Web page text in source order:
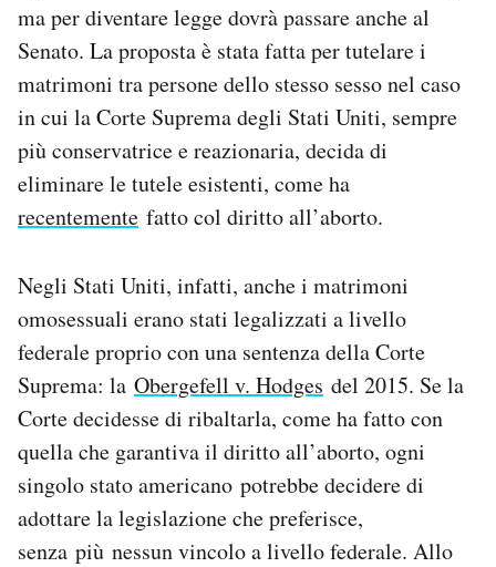
Area Personale
Newsletter
Notifiche mobile
Regala il Post
Hai bisogno di aiuto?
ma per diventare legge dovrà passare anche al
Senato. La proposta è stata fatta per tutelare i
matrimoni tra persone dello stesso sesso nel caso
in cui la Corte Suprema degli Stati Uniti, sempre
più conservatrice e reazionaria, decida di
eliminare le tutele esistenti, come ha
recentemente fatto col diritto all’aborto.
Negli Stati Uniti, infatti, anche i matrimoni
omosessuali erano stati legalizzati a livello
federale proprio con una sentenza della Corte
Suprema: la Obergefell v. Hodges del 2015. Se la
Corte decidesse di ribaltarla, come ha fatto con
quella che garantiva il diritto all’aborto, ogni
singolo stato americano potrebbe decidere di
adottare la legislazione che preferisce,
senza più nessun vincolo a livello federale. Allo